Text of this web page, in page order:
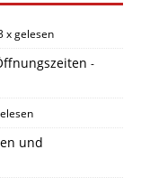
x gelesen
-
und